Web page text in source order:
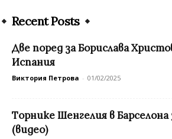
Recent Posts
Две поред за Борислава
Испания
Виктория Петрова - 01/02/2025
Tорнике Шенгелия в
(видео)